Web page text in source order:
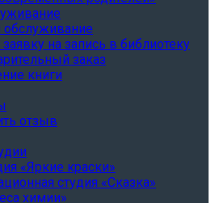
обслуживание
на запись в библиотеку
заказ
книги
отзыв
«Яркие краски»
студия «Сказка»
химии»